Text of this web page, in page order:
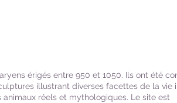
érigés entre 950 et 1050. Ils ont été
illustrant diverses facettes de la vie
réels et mythologiques. Le site est